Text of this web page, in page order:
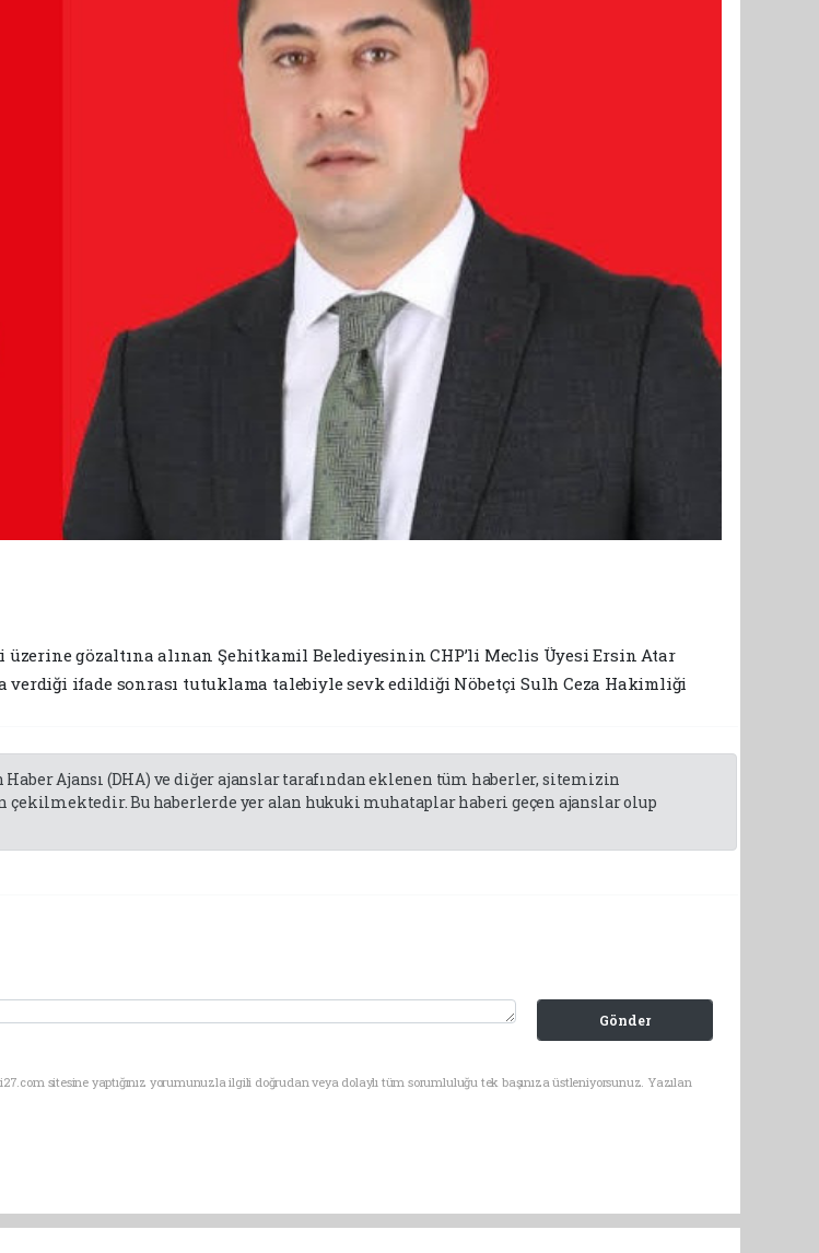
üzerine gözaltına alınan Şehitkamil Belediyesinin CHP’li Meclis Üyesi Ersin Atar
verdiği ifade sonrası tutuklama talebiyle sevk edildiği Nöbetçi Sulh Ceza Hakimliği
Haber Ajansı (DHA) ve diğer ajanslar tarafından eklenen tüm haberler, sitemizin
Bu haberlerde yer alan hukuki muhataplar haberi geçen ajanslar olup
Gönder
sitesine yaptığınız yorumunuzla ilgili doğrudan veya dolaylı tüm sorumluluğu tek başınıza üstleniyorsunuz. Yazılan